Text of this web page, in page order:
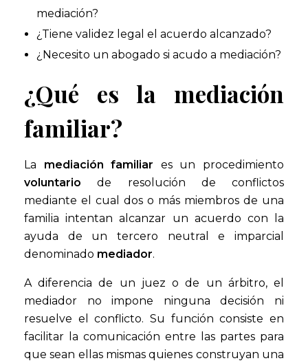
mediación?
¿Tiene validez legal el acuerdo alcanzado?
¿Necesito un abogado si acudo a mediación?
¿Qué es la mediación
familiar?
La mediación familiar es un procedimiento
voluntario de resolución de conflictos
mediante el cual dos o más miembros de una
familia intentan alcanzar un acuerdo con la
ayuda de un tercero neutral e imparcial
denominado mediador.
A diferencia de un juez o de un árbitro, el
mediador no impone ninguna decisión ni
resuelve el conflicto. Su función consiste en
facilitar la comunicación entre las partes para
que sean ellas mismas quienes construyan una